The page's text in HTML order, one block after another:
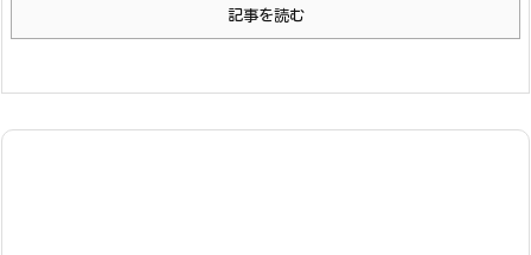
記事を読む